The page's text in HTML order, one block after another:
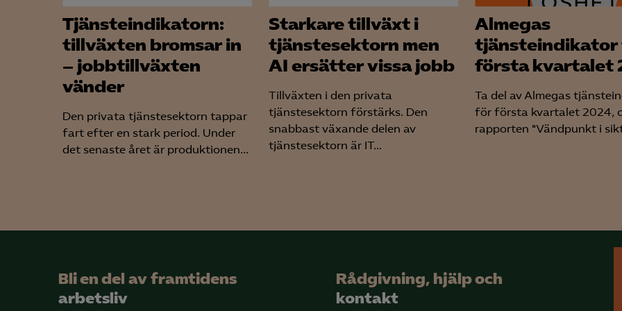
Tjänsteindikatorn:
tillväxten bromsar in
– jobbtillväxten
vänder
Den privata tjänstesektorn tappar
fart efter en stark period. Under
det senaste året är produktionen...
Starkare tillväxt i
tjänstesektorn men
AI ersätter vissa jobb
Tillväxten i den privata
tjänstesektorn förstärks. Den
snabbast växande delen av
tjänstesektorn är IT...
Almegas
tjänsteindikator
första kvartalet
Ta del av Almegas
för första kvartalet 2024,
rapporten "Vändpunkt i
Bli en del av framtidens
arbetsliv
Rådgivning, hjälp och
kontakt